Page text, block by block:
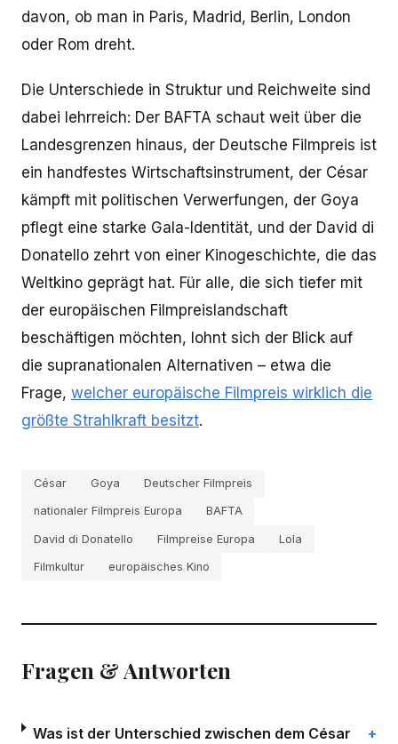
davon, ob man in Paris, Madrid, Berlin, London
oder Rom dreht.
Die Unterschiede in Struktur und Reichweite sind
dabei lehrreich: Der BAFTA schaut weit über die
Landesgrenzen hinaus, der Deutsche Filmpreis ist
ein handfestes Wirtschaftsinstrument, der César
kämpft mit politischen Verwerfungen, der Goya
pflegt eine starke Gala-Identität, und der David di
Donatello zehrt von einer Kinogeschichte, die das
Weltkino geprägt hat. Für alle, die sich tiefer mit
der europäischen Filmpreislandschaft
beschäftigen möchten, lohnt sich der Blick auf
die supranationalen Alternativen – etwa die
Frage, welcher europäische Filmpreis wirklich die
größte Strahlkraft besitzt.
César Goya Deutscher Filmpreis
nationaler Filmpreis Europa BAFTA
David di Donatello Filmpreise Europa Lola
Filmkultur europäisches Kino
Fragen & Antworten
Was ist der Unterschied zwischen dem César